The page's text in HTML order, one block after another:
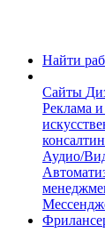
Найти
Сайты
Реклама
Аудио/